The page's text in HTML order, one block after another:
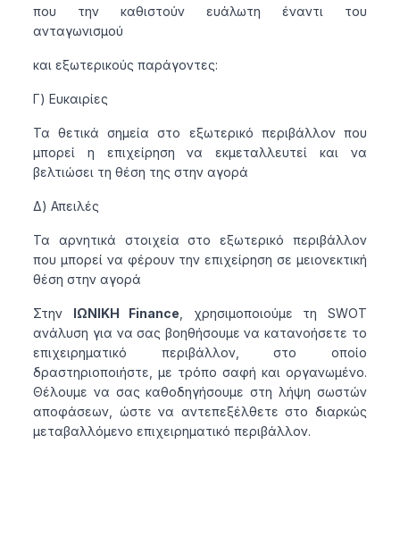
που την καθιστούν ευάλωτη έναντι του
ανταγωνισμού
και εξωτερικούς παράγοντες:
Γ) Ευκαιρίες
Τα θετικά σημεία στο εξωτερικό περιβάλλον που
μπορεί η επιχείρηση να εκμεταλλευτεί και να
βελτιώσει τη θέση της στην αγορά
Δ) Απειλές
Τα αρνητικά στοιχεία στο εξωτερικό περιβάλλον
που μπορεί να φέρουν την επιχείρηση σε μειονεκτική
θέση στην αγορά
Στην ΙΩΝΙΚΗ Finance , χρησιμοποιούμε τη SWOT
ανάλυση για να σας βοηθήσουμε να κατανοήσετε το
επιχειρηματικό περιβάλλον, στο οποίο
δραστηριοποιήστε, με τρόπο σαφή και οργανωμένο.
Θέλουμε να σας καθοδηγήσουμε στη λήψη σωστών
αποφάσεων, ώστε να αντεπεξέλθετε στο διαρκώς
μεταβαλλόμενο επιχειρηματικό περιβάλλον.